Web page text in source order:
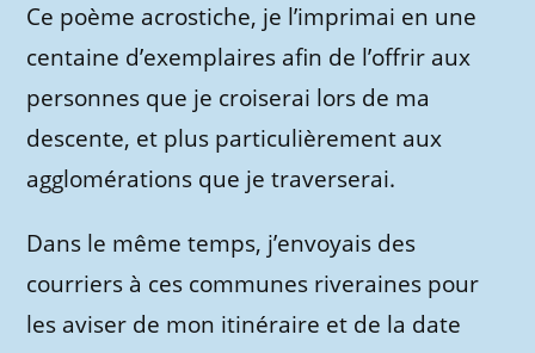
Ce poème acrostiche, je l’imprimai en une
centaine d’exemplaires afin de l’offrir aux
personnes que je croiserai lors de ma
descente, et plus particulièrement aux
agglomérations que je traverserai.
Dans le même temps, j’envoyais des
courriers à ces communes riveraines pour
les aviser de mon itinéraire et de la date